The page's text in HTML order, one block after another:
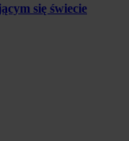
się świecie